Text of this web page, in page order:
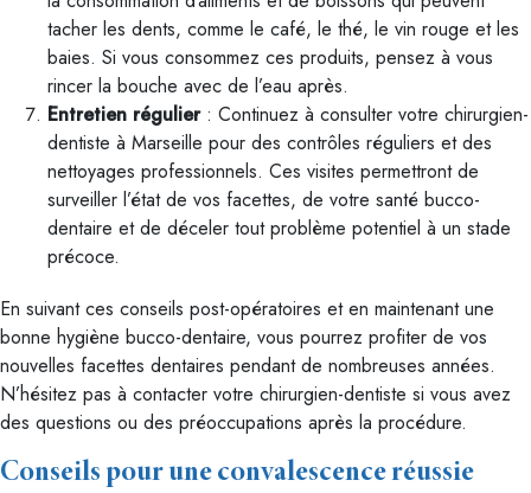
tacher les dents, comme le café, le thé, le vin rouge et les
baies. Si vous consommez ces produits, pensez à vous
rincer la bouche avec de l’eau après.
Entretien régulier: Continuez à consulter votre chirurgien-
dentiste à Marseille pour des contrôles réguliers et des
nettoyages professionnels. Ces visites permettront de
surveiller l’état de vos facettes, de votre santé bucco-
dentaire et de déceler tout problème potentiel à un stade
précoce.
En suivant ces conseils post-opératoires et en maintenant une
bonne hygiène bucco-dentaire, vous pourrez profiter de vos
nouvelles facettes dentaires pendant de nombreuses années.
N’hésitez pas à contacter votre chirurgien-dentiste si vous avez
des questions ou des préoccupations après la procédure.
Conseils pour une convalescence réussie